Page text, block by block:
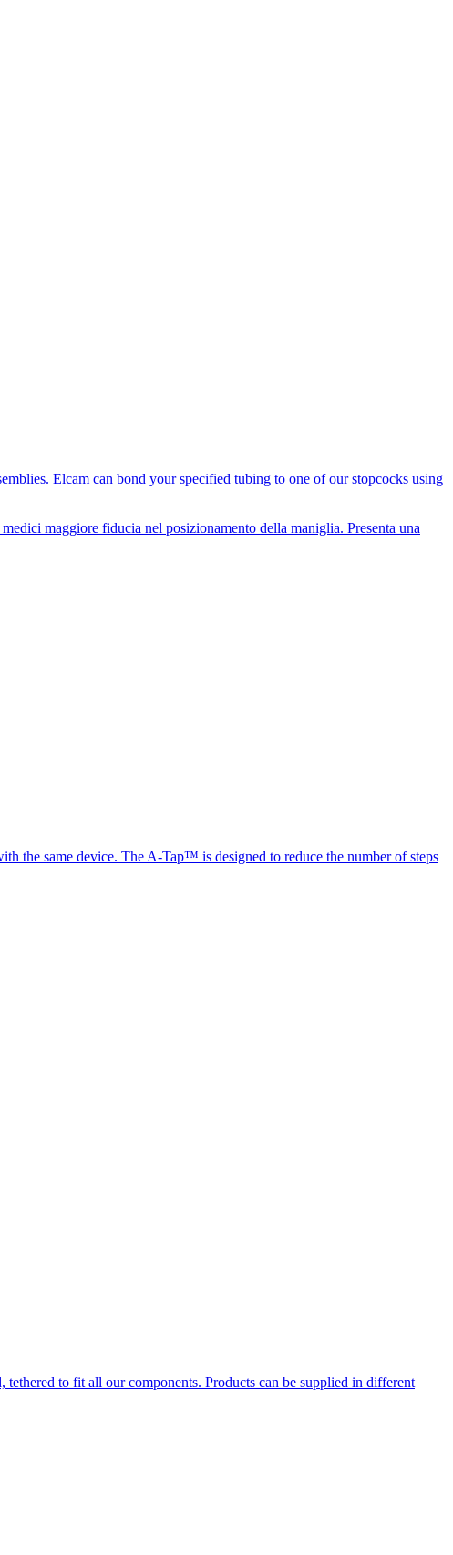
Elcam can bond your specified tubing to one of our stopcocks using
maggiore fiducia nel posizionamento della maniglia. Presenta una
the same device. The A-Tap™ is designed to reduce the number of steps
to fit all our components. Products can be supplied in different